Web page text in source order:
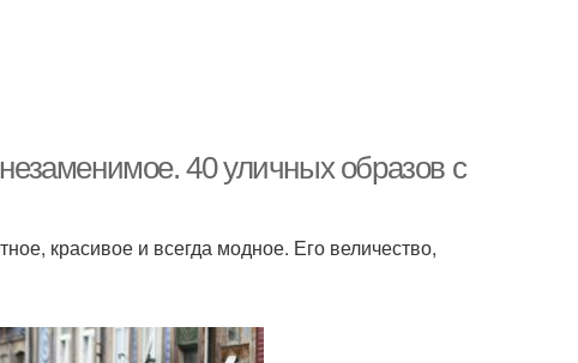
40 уличных образов с
красивое и всегда модное. Его величество,